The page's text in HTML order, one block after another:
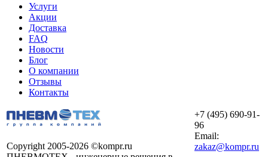
Услуги
Акции
Доставка
FAQ
Новости
Блог
О компании
Отзывы
Контакты
Copyright 2005-2026 ©kompr.ru
+7 (495) 690-91-
96
Email:
zakaz@kompr.ru